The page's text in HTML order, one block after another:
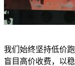
我们始终坚持低价
盲目高价收费，以